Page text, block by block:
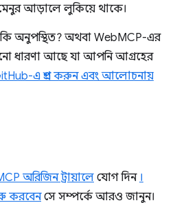
আড়ালে লুকিয়ে থাকে।
কি অনুপস্থিত? অথবা WebMCP-এর
ধারণা আছে যা আপনি আগ্রহের
এ প্রশ্ন করুন এবং আলোচনায়
অরিজিন ট্রায়ালেযোগ দিন ।
করবেনসে সম্পর্কে আরও জানুন।